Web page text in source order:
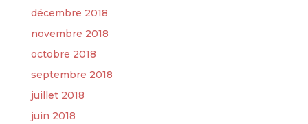
décembre 2018
novembre 2018
octobre 2018
septembre 2018
juillet 2018
juin 2018